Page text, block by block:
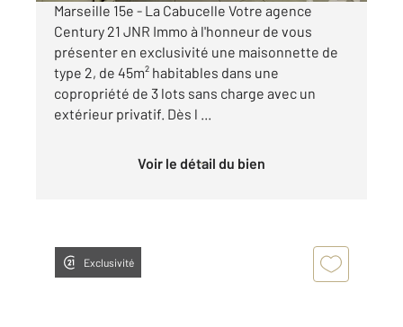
Marseille 15e - La Cabucelle Votre agence
Century 21 JNR Immo à l'honneur de vous
présenter en exclusivité une maisonnette de
type 2, de 45m² habitables dans une
copropriété de 3 lots sans charge avec un
extérieur privatif. Dès l ...
Voir le détail du bien
Exclusivité